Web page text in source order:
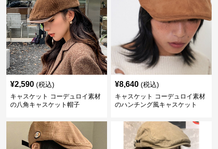
¥2,590 (税込)
キャスケット コーデュロイ素材
の八角キャスケット帽子
¥8,640 (税込)
キャスケット コーデュロイ素材
のハンチング風キャスケット